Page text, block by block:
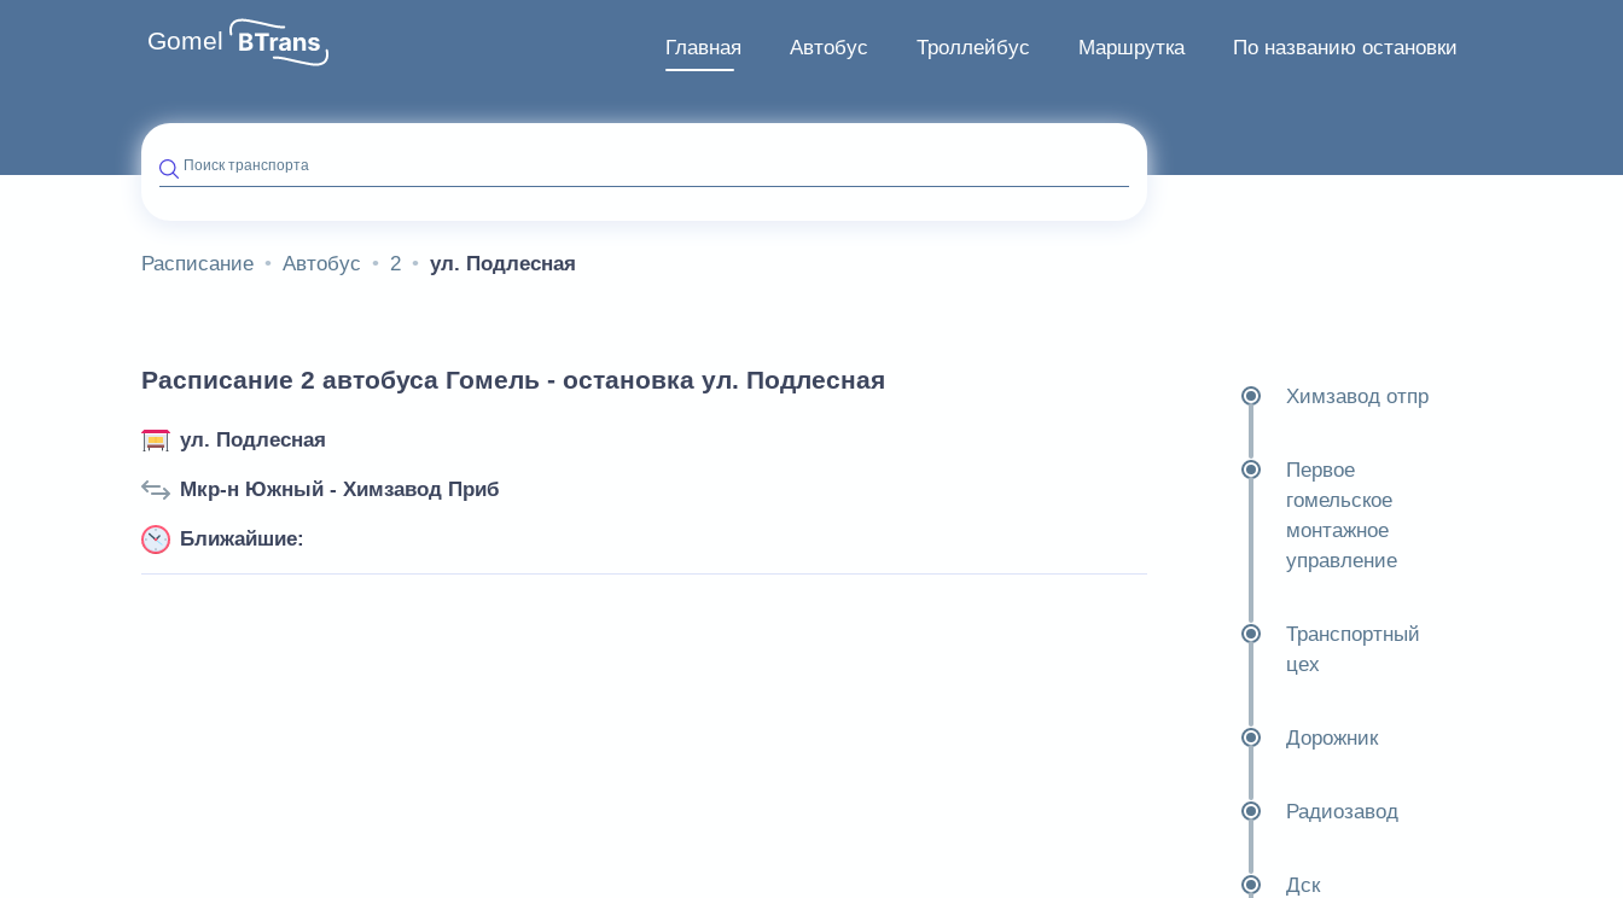
Gomel Главная Автобус Троллейбус Маршрутка По названию остановки
Поиск транспорта
Расписание Автобус 2 ул. Подлесная
Расписание 2 автобуса Гомель - остановка ул. Подлесная
ул. Подлесная
Мкр-н Южный - Химзавод Приб
Ближайшие:
Химзавод отпр
Первое
гомельское
монтажное
управление
Транспортный
цех
Дорожник
Радиозавод
Дск